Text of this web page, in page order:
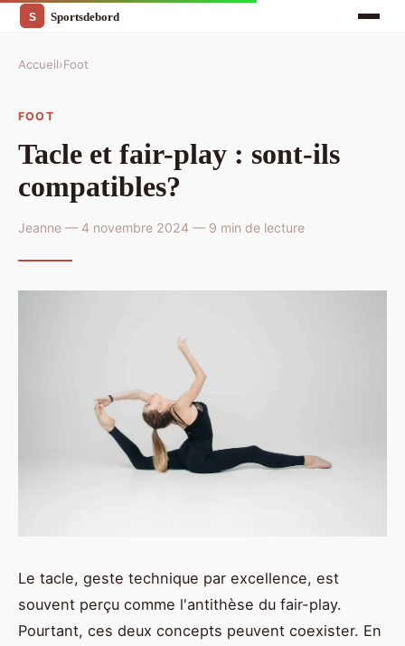
Accueil›Foot
FOOT
Tacle et fair-play : sont-ils
compatibles?
Jeanne — 4 novembre 2024 — 9 min de lecture
Le tacle, geste technique par excellence, est
souvent perçu comme l'antithèse du fair-play.
Pourtant, ces deux concepts peuvent coexister. En